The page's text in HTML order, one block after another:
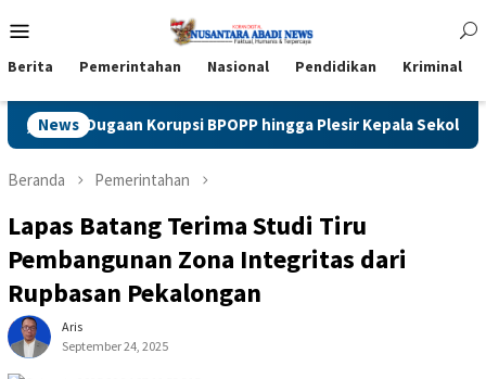
ke
Mobile
Berita Pemerintahan Nasional Pendidikan Kriminal
News
Dugaan Korupsi BPOPP hingga Plesir Kepala Sekolah ke
Beranda Pemerintahan
Lapas Batang Terima Studi Tiru
Pembangunan Zona Integritas dari
Rupbasan Pekalongan
Aris
September 24, 2025